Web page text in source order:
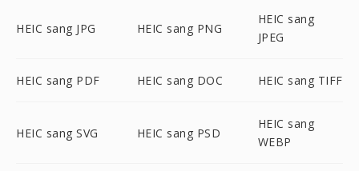
HEIC sang JPG HEIC sang PNG
HEIC sang
JPEG
HEIC sang PDF HEIC sang DOC HEIC sang TIFF
HEIC sang SVG HEIC sang PSD
HEIC sang
WEBP